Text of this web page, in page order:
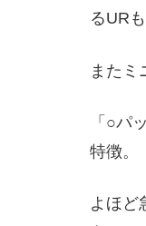
るUR
またミ
「○パ
特徴。
よほど